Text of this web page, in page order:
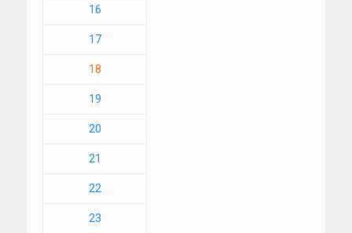
16
17
18
19
20
21
22
23